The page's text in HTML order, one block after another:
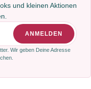
und kleinen Aktionen
ANMELDEN
Wir geben Deine Adresse